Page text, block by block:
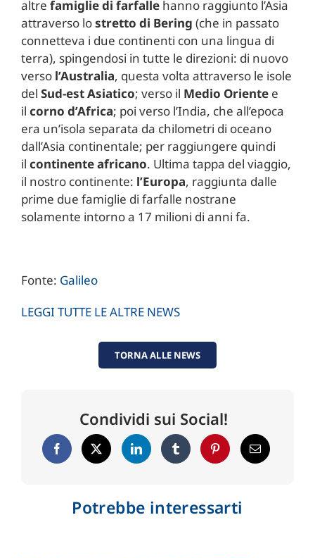
altre famiglie di farfallehanno raggiunto l’Asia
attraverso lostretto di Bering (che in passato
connetteva i due continenti con una lingua di
terra), spingendosi in tutte le direzioni: di nuovo
verso l’Australia, questa volta attraverso le isole
del Sud-est Asiatico; verso il Medio Orientee
il corno d’Africa; poi verso l’India, che all’epoca
era un’isola separata da chilometri di oceano
dall’Asia continentale; per raggiungere quindi
il continente africano. Ultima tappa del viaggio,
il nostro continente: l’Europa, raggiunta dalle
prime due famiglie di farfalle nostrane
solamente intorno a 17 milioni di anni fa.
Fonte: Galileo
LEGGI TUTTE LE ALTRE NEWS
TORNA ALLE NEWS
Condividi sui Social!
Potrebbe interessarti